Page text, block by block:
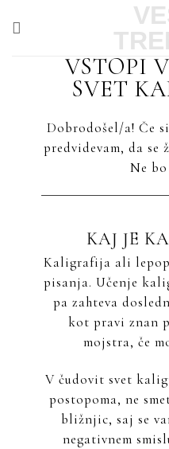
VSTOPI
SVET
Dobrodošel/a! Če
predvidevam, da
Ne
KAJ JE
Kaligrafija ali
pisanja. Učenje
pa zahteva
kot pravi znan
mojstra, če
V čudovit svet
postopoma, ne
bližnjic, saj se
negativnem